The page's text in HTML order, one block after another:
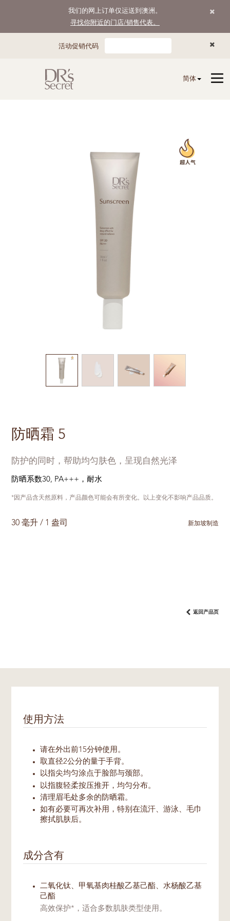
我们的网上订单仅运送到澳洲。
寻找你附近的门店/销售代表。
活动促销代码
简体
防晒霜 5
防护的同时，帮助均匀肤色，呈现自然光泽
防晒系数30, PA+++，耐水
*因产品含天然原料，产品颜色可能会有所变化。以上变化不影响产品品质。
30 毫升 / 1 盎司 新加坡制造
返回产品页
使用方法
请在外出前15分钟使用。
取直径2公分的量于手背。
以指尖均匀涂点于脸部与颈部。
以指腹轻柔按压推开，均匀分布。
清理眉毛处多余的防晒霜。
如有必要可再次补用，特别在流汗、游泳、毛巾
擦拭肌肤后。
成分含有
二氧化钛、甲氧基肉桂酸乙基己酯、水杨酸乙基
己酯
高效保护*，适合多数肌肤类型使用。